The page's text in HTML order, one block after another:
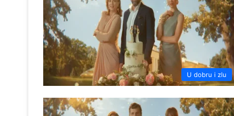
U dobru i zlu